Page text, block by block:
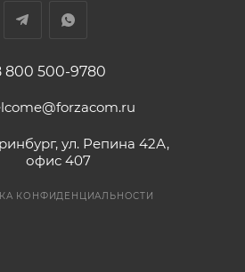
800 500-9780
ул. Репина 42А,
офис 407
КОНФИДЕНЦИАЛЬНОСТИ